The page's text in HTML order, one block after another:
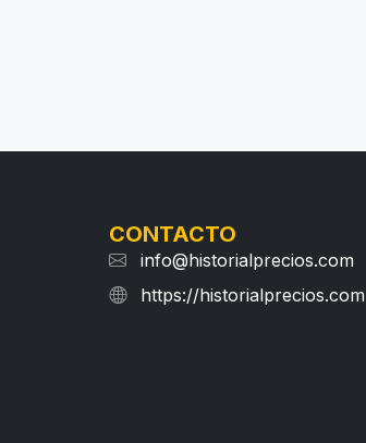
CONTACTO
info@historialprecios.com
https://historialprecios.com